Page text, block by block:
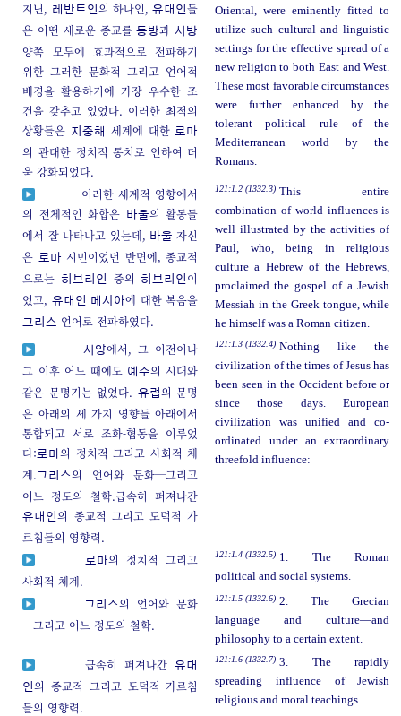
지닌, 레반트인의 하나인,유대인들
은 어떤 새로운 종교를동방과서방
양쪽 모두에 효과적으로 전파하기
위한 그러한 문화적 그리고 언어적
배경을 활용하기에 가장 우수한 조
건을 갖추고 있었다. 이러한 최적의
상황들은 지중해 세계에 대한 로마
의 관대한 정치적 통치로 인하여 더
욱 강화되었다.
Oriental, were eminently fitted to
utilize such cultural and linguistic
settings for the effective spread of a
new religion to both East and West.
These most favorable circumstances
were further enhanced by the
tolerant political rule of the
Mediterranean world by the
Romans.
이러한 세계적 영향에서
의 전체적인 화합은
바울의 활동들
에서 잘 나타나고 있는데, 바울 자신
은 로마 시민이었던 반면에, 종교적
으로는
히브리인 중의 히브리인 이
었고,유대인 메시아에 대한 복음을
그리스 언어로 전파하였다.
121:1.2 (1332.3) This entire
combination of world influences is
well illustrated by the activities of
Paul, who, being in religious
culture a Hebrew of the Hebrews,
proclaimed the gospel of a Jewish
Messiah in the Greek tongue, while
he himself was a Roman citizen.
서양에서, 그 이전이나
그 이후 어느 때에도 예수의 시대와
같은 문명기는 없었다. 유럽의 문명
은 아래의 세 가지 영향들 아래에서
통합되고 서로 조화-협동을 이루었
다:로마의 정치적 그리고 사회적 체
계.그리스의 언어와 문화─그리고
어느 정도의 철학.급속히 퍼져나간
유대인의 종교적 그리고 도덕적 가
르침들의 영향력.
121:1.3 (1332.4) Nothing like the
civilization of the times of Jesus has
been seen in the Occident before or
since those days. European
civilization was unified and co-
ordinated under an extraordinary
threefold influence:
로마의 정치적 그리고
사회적 체계.
121:1.4 (1332.5) 1. The Roman
political and social systems.
그리스의 언어와 문화
─그리고 어느 정도의 철학.
121:1.5 (1332.6) 2. The Grecian
language and culture—and
philosophy to a certain extent.
급속히 퍼져나간유대
인의 종교적 그리고 도덕적 가르침
들의 영향력.
121:1.6 (1332.7) 3. The rapidly
spreading influence of Jewish
religious and moral teachings.